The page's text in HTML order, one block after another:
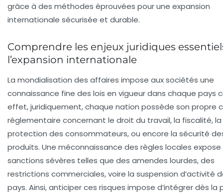
grâce à des méthodes éprouvées pour une expansion
internationale sécurisée et durable.
Comprendre les enjeux juridiques
l’expansion internationale
La mondialisation des affaires impose aux sociétés une
connaissance fine des lois en vigueur dans chaque pays
effet, juridiquement, chaque nation possède son propre
réglementaire concernant le droit du travail, la fiscalité, la
protection des consommateurs, ou encore la sécurité
produits. Une méconnaissance des règles locales
sanctions sévères telles que des amendes lourdes, des
restrictions commerciales, voire la suspension d’activité
pays. Ainsi, anticiper ces risques impose d’intégrer dès la